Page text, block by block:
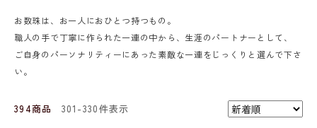
お数珠は、お一人におひとつ持つもの。
職人の手で丁寧に作られた一連の中から、生涯のパートナーとして、
ご自身のパーソナリティーにあった素敵な一連をじっくりと選んで下さ
い。
394商品 301-330件表示